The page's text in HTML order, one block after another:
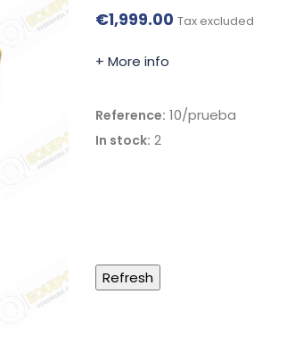
€1,999.00 Tax excluded
+ More info
Reference: 10/prueba
In stock: 2